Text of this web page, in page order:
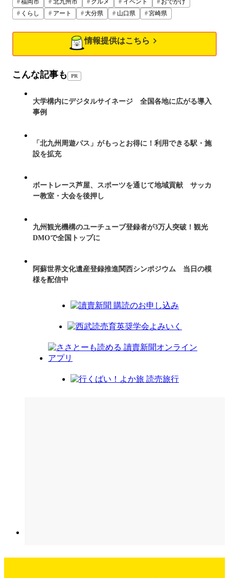
福岡市 北九州市 グルメ イベント
おでかけ
くらし
アート 大分県 山口県 宮崎県
情報提供はこちら
こんな記事も PR
大学構内にデジタルサイネージ 全国各地に広がる導入
事例
「北九州周遊パス」がもっとお得に！利用できる駅・施
設を拡充
ボートレース芦屋、スポーツを通じて地域貢献 サッカ
ー教室・大会を後押し
九州観光機構のユーチューブ登録者が3万人突破！観光
DMOで全国トップに
阿蘇世界文化遺産登録推進関西シンポジウム 当日の模
様を配信中